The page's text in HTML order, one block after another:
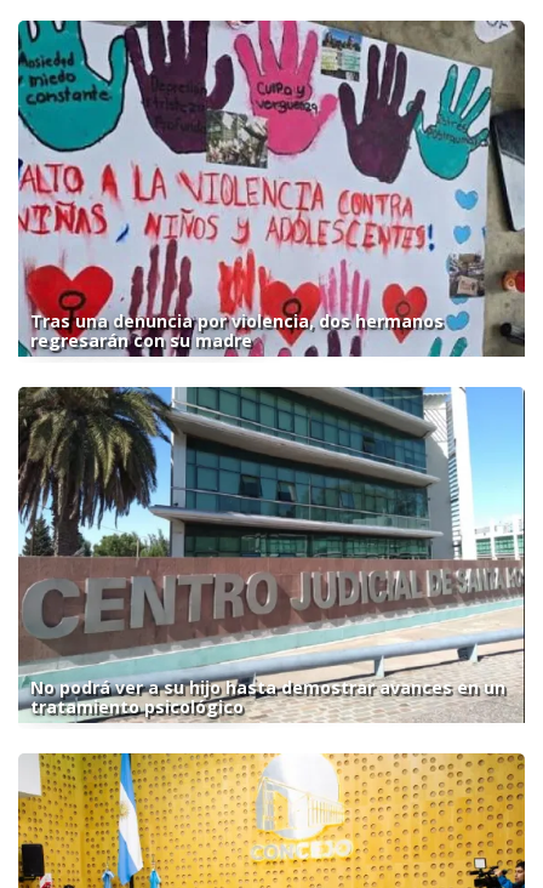
Tras una denuncia por violencia, dos hermanos
regresarán con su madre
No podrá ver a su hijo hasta demostrar avances en un
tratamiento psicológico